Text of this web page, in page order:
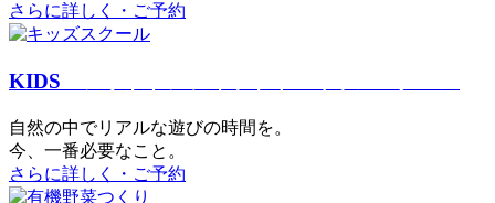
さらに詳しく・ご予約
KIDS
⾃然の中でリアルな遊びの時間を。
今、⼀番必要なこと。
さらに詳しく・ご予約